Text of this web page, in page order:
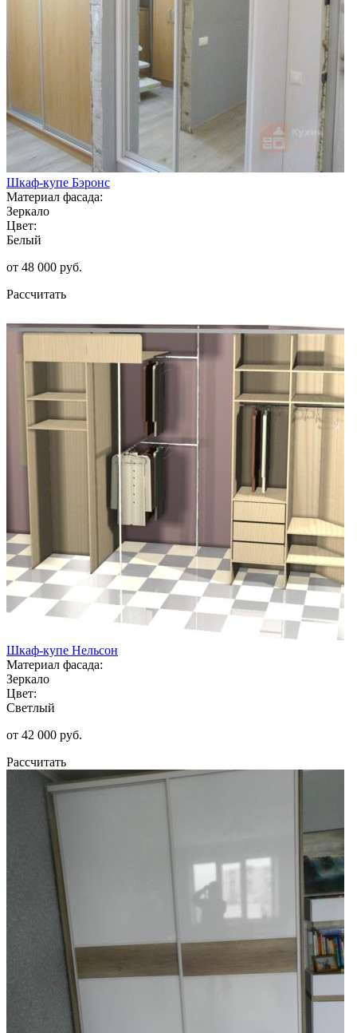
Шкаф-купе Бэронс
Материал фасада:
Зеркало
Цвет:
Белый
от 48 000 руб.
Рассчитать
Шкаф-купе Нельсон
Материал фасада:
Зеркало
Цвет:
Светлый
от 42 000 руб.
Рассчитать